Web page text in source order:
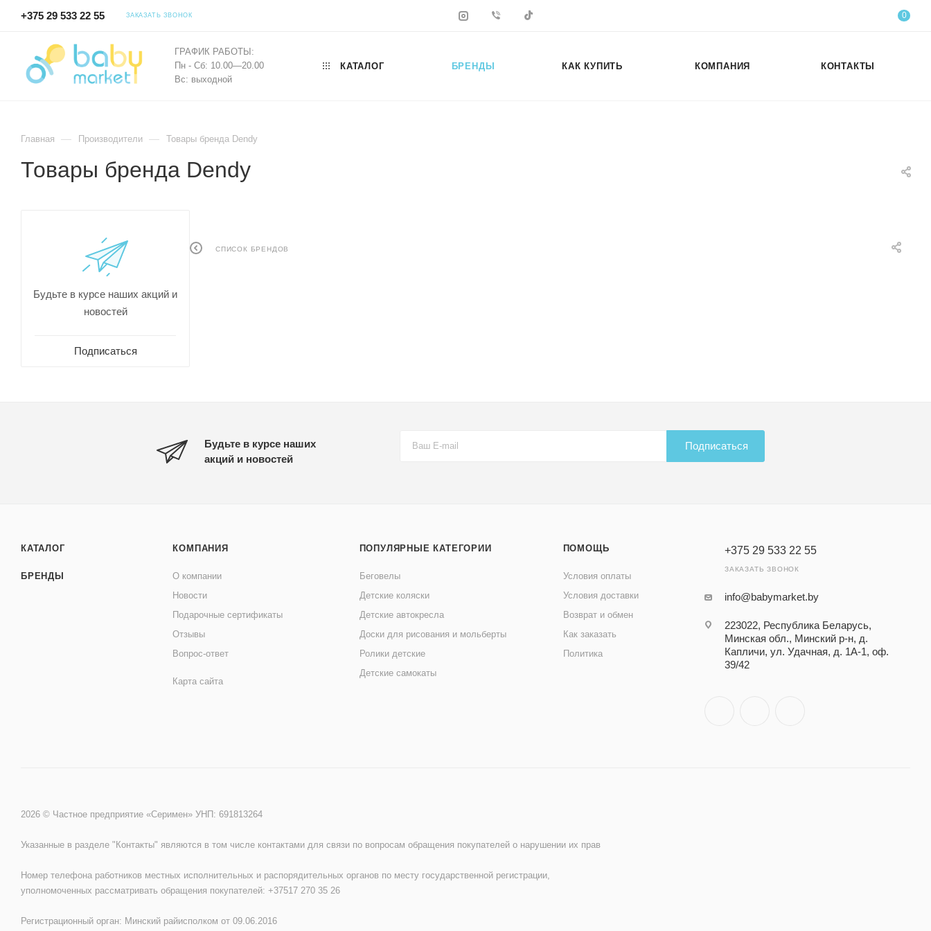
+375 29 533 22 55 ЗАКАЗАТЬ ЗВОНОК 0
ГРАФИК РАБОТЫ:
Пн - Сб: 10.00—20.00
Вс: выходной
КАТАЛОГ БРЕНДЫ КАК КУПИТЬ КОМПАНИЯ КОНТАКТЫ
Главная — Производители — Товары бренда Dendy
Товары бренда Dendy
СПИСОК БРЕНДОВ
Будьте в курсе наших акций и
новостей
Подписаться
Будьте в курсе наших
акций и новостей
Подписаться
КАТАЛОГ
БРЕНДЫ
КОМПАНИЯ
О компании
Новости
Подарочные сертификаты
Отзывы
Вопрос-ответ
Карта сайта
ПОПУЛЯРНЫЕ КАТЕГОРИИ
Беговелы
Детские коляски
Детские автокресла
Доски для рисования и мольберты
Ролики детские
Детские самокаты
ПОМОЩЬ
Условия оплаты
Условия доставки
Возврат и обмен
Как заказать
Политика
+375 29 533 22 55
ЗАКАЗАТЬ ЗВОНОК
info@babymarket.by
223022, Республика Беларусь,
Минская обл., Минский р-н, д.
Капличи, ул. Удачная, д. 1А-1, оф.
39/42
2026 © Частное предприятие «Серимен» УНП: 691813264
Указанные в разделе "Контакты" являются в том числе контактами для связи по вопросам обращения покупателей о нарушении их прав
Номер телефона работников местных исполнительных и распорядительных органов по месту государственной регистрации,
уполномоченных рассматривать обращения покупателей: +37517 270 35 26
Регистрационный орган: Минский райисполком от 09.06.2016